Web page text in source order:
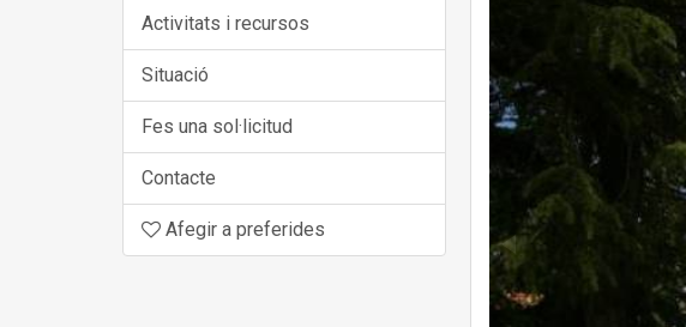
Activitats i recursos
Situació
Fes una sol·licitud
Contacte
Afegir a preferides